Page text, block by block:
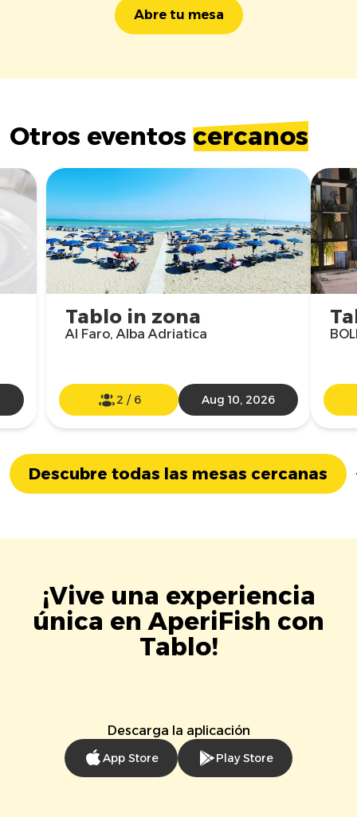
Abre tu mesa
Otros eventos cercanos
Tablo in zona
Al Faro, Alba Adriatica
2 / 6 Aug 10, 2026
Descubre todas las mesas cercanas
¡Vive una experiencia
única en AperiFish con
Tablo!
Descarga la aplicación
App Store Play Store